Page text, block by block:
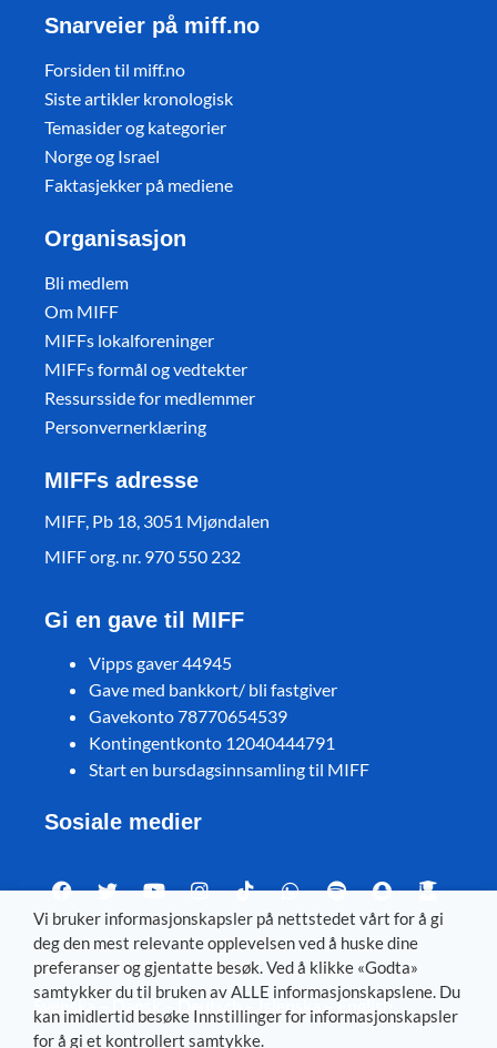
Snarveier på miff.no
Forsiden til miff.no
Siste artikler kronologisk
Temasider og kategorier
Norge og Israel
Faktasjekker på mediene
Organisasjon
Bli medlem
Om MIFF
MIFFs lokalforeninger
MIFFs formål og vedtekter
Ressursside for medlemmer
Personvernerklæring
MIFFs adresse
MIFF, Pb 18, 3051 Mjøndalen
MIFF org. nr. 970 550 232
Gi en gave til MIFF
Vipps gaver 44945
Gave med bankkort/ bli fastgiver
Gavekonto 78770654539
Kontingentkonto 12040444791
Start en bursdagsinnsamling til MIFF
Sosiale medier
Visit MIFF in other languages
Svenska– Dansk–Deutsch–Íslenska–English
Vi bruker informasjonskapsler på nettstedet vårt for å gi
deg den mest relevante opplevelsen ved å huske dine
preferanser og gjentatte besøk. Ved å klikke «Godta»
samtykker du til bruken av ALLE informasjonskapslene. Du
kan imidlertid besøke Innstillinger for informasjonskapsler
for å gi et kontrollert samtykke.